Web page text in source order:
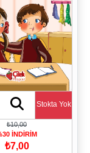
Stokta Yok
₺10,00
İNDİRİM
₺7,00